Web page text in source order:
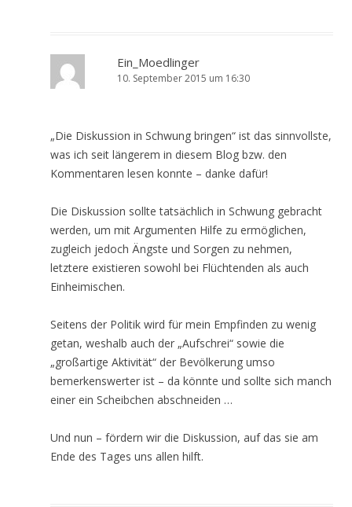
Ein_Moedlinger
10. September 2015 um 16:30
„Die Diskussion in Schwung bringen“ ist das sinnvollste,
was ich seit längerem in diesem Blog bzw. den
Kommentaren lesen konnte – danke dafür!
Die Diskussion sollte tatsächlich in Schwung gebracht
werden, um mit Argumenten Hilfe zu ermöglichen,
zugleich jedoch Ängste und Sorgen zu nehmen,
letztere existieren sowohl bei Flüchtenden als auch
Einheimischen.
Seitens der Politik wird für mein Empfinden zu wenig
getan, weshalb auch der „Aufschrei“ sowie die
„großartige Aktivität“ der Bevölkerung umso
bemerkenswerter ist – da könnte und sollte sich manch
einer ein Scheibchen abschneiden …
Und nun – fördern wir die Diskussion, auf das sie am
Ende des Tages uns allen hilft.